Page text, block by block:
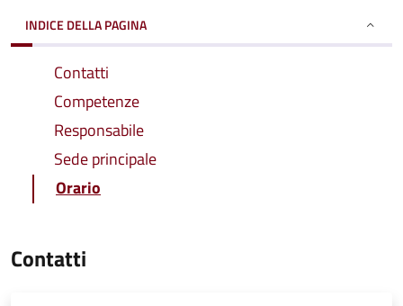
INDICE DELLA PAGINA
Contatti
Competenze
Responsabile
Sede principale
Orario
Contatti